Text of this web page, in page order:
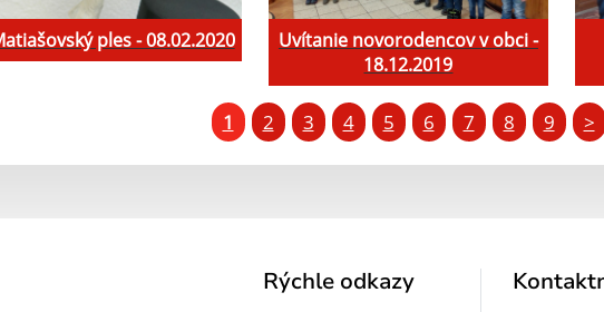
ples - 08.02.2020
Uvítanie novorodencov v obci -
18.12.2019
1 2 3 4 5 6 7 8 9 >
Rýchle odkazy